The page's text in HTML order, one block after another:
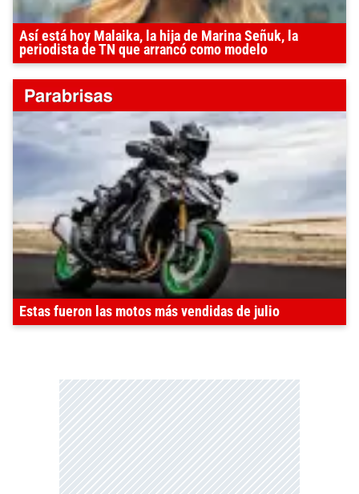
Así está hoy Malaika, la hija de Marina Señuk, la
periodista de TN que arrancó como modelo
Estas fueron las motos más vendidas de julio